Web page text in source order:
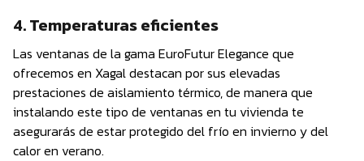
4. Temperaturas eficientes
Las ventanas de la gama EuroFutur Elegance que
ofrecemos en Xagal destacan por sus elevadas
prestaciones de aislamiento térmico, de manera que
instalando este tipo de ventanas en tu vivienda te
asegurarás de estar protegido del frío en invierno y del
calor en verano.